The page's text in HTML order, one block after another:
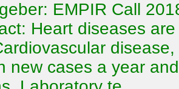
EMPIR Call
Heart diseases
new cases a year